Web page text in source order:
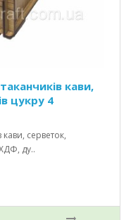
кави,
цукру 4
кави, серветок,
ду..